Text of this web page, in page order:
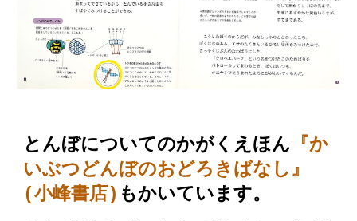
とんぼについてのかがくえほん 『か
いぶつどんぼのおどろきばなし』
(小峰書店) もかいています。